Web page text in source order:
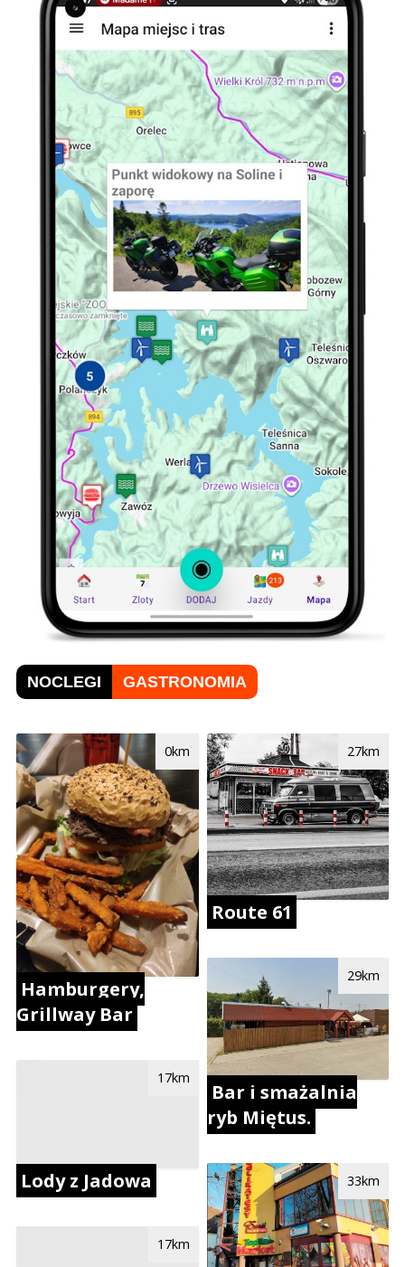
NOCLEGI GASTRONOMIA
Hamburgery,
Grillway Bar
0km
Lody z Jadowa
17km
17km
Route 61
27km
Bar i smażalnia
ryb Miętus.
29km
33km